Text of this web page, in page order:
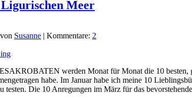
Meer
von Susanne | Kommentare: 2
werden Monat für Monat die 10
habe. Im Januar habe ich meine 10
testen. Die 10 Anregungen im März für das